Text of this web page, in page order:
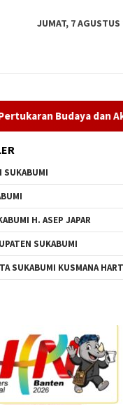
JUMAT, 7 AGUSTUS
dan Aksi Peduli
Tegaskan
dalam Rapat
PT
Jepang
SUKABUMI
H. ASEP JAPAR
SUKABUMI
SUKABUMI KUSMANA